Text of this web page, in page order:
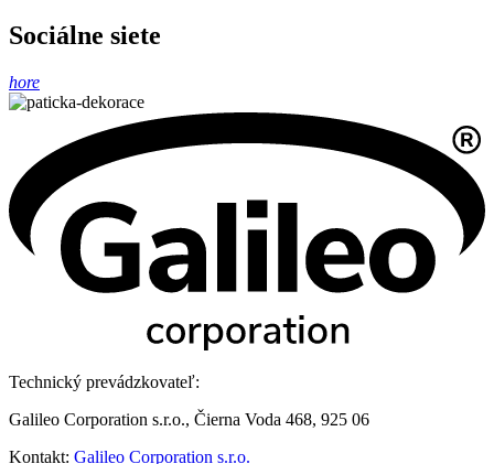
Sociálne siete
hore
Technický prevádzkovateľ:
Galileo Corporation s.r.o., Čierna Voda 468, 925 06
Kontakt: Galileo Corporation s.r.o.